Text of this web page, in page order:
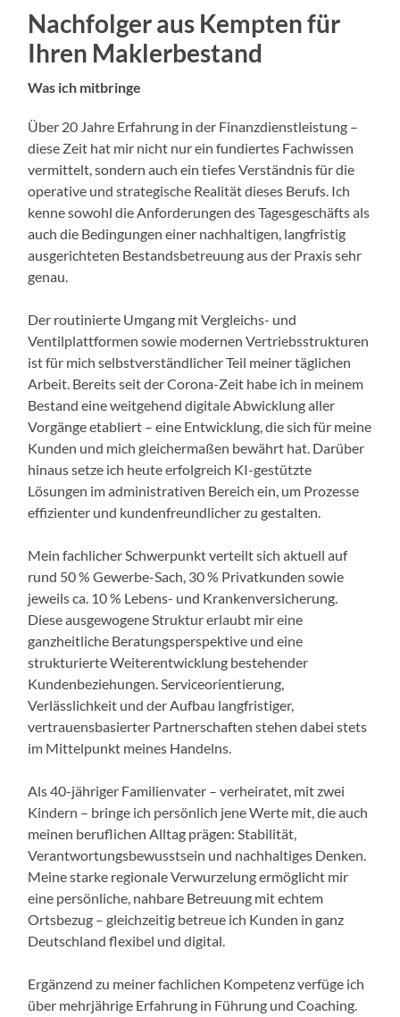
Nachfolger aus Kemptenfür
Ihren Maklerbestand
Was ich mitbringe
Über 20 Jahre Erfahrung in der Finanzdienstleistung –
diese Zeit hat mir nicht nur ein fundiertes Fachwissen
vermittelt, sondern auch ein tiefes Verständnis für die
operative und strategische Realität dieses Berufs. Ich
kenne sowohl die Anforderungen des Tagesgeschäfts als
auch die Bedingungen einer nachhaltigen, langfristig
ausgerichteten Bestandsbetreuung aus der Praxis sehr
genau.
Der routinierte Umgang mit Vergleichs- und
Ventilplattformen sowie modernen Vertriebsstrukturen
ist für mich selbstverständlicher Teil meiner täglichen
Arbeit. Bereits seit der Corona-Zeit habe ich in meinem
Bestand eine weitgehend digitale Abwicklung aller
Vorgänge etabliert – eine Entwicklung, die sich für meine
Kunden und mich gleichermaßen bewährt hat. Darüber
hinaus setze ich heute erfolgreich KI-gestützte
Lösungen im administrativen Bereich ein, um Prozesse
effizienter und kundenfreundlicher zu gestalten.
Mein fachlicher Schwerpunkt verteilt sich aktuell auf
rund 50 % Gewerbe-Sach, 30 % Privatkunden sowie
jeweils ca. 10 % Lebens- und Krankenversicherung.
Diese ausgewogene Struktur erlaubt mir eine
ganzheitliche Beratungsperspektive und eine
strukturierte Weiterentwicklung bestehender
Kundenbeziehungen. Serviceorientierung,
Verlässlichkeit und der Aufbau langfristiger,
vertrauensbasierter Partnerschaften stehen dabei stets
im Mittelpunkt meines Handelns.
Als 40-jähriger Familienvater – verheiratet, mit zwei
Kindern – bringe ich persönlich jene Werte mit, die auch
meinen beruflichen Alltag prägen: Stabilität,
Verantwortungsbewusstsein und nachhaltiges Denken.
Meine starke regionale Verwurzelung ermöglicht mir
eine persönliche, nahbare Betreuung mit echtem
Ortsbezug – gleichzeitig betreue ich Kunden in ganz
Deutschland flexibel und digital.
Ergänzend zu meiner fachlichen Kompetenz verfüge ich
über mehrjährige Erfahrung in Führung und Coaching.